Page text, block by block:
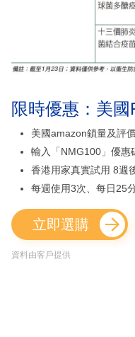
限時優惠：美
美國amazon鎖量及評
輸入「NMG100」優惠
香港用家真實試用 8週
每週使用3次、每日25
立即選購
資料由客戶提供